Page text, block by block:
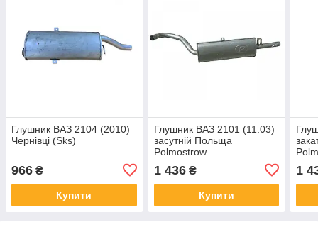
Глушник ВАЗ 2104 (2010)
Чернівці (Sks)
966 ₴
Купити
Глушник ВАЗ 2101 (11.03)
засутній Польща
Polmostrow
1 436₴
Купити
1